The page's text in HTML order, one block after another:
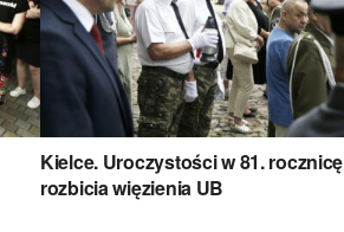
Kielce. Uroczystości w 81. rocznicę
rozbicia więzienia UB